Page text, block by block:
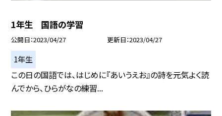
1年生 国語の学習
公開日 2023/04/27 更新日 2023/04/27
1年生
この日の国語では、はじめに『あいうえお』の詩を元気よく読
んでから、ひらがなの練習...